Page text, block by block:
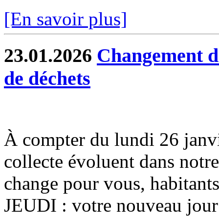
[En savoir plus]
23.01.2026 Changement
de déchets
À compter du lundi 26
collecte évoluent dans
change pour vous,
JEUDI : votre nouveau